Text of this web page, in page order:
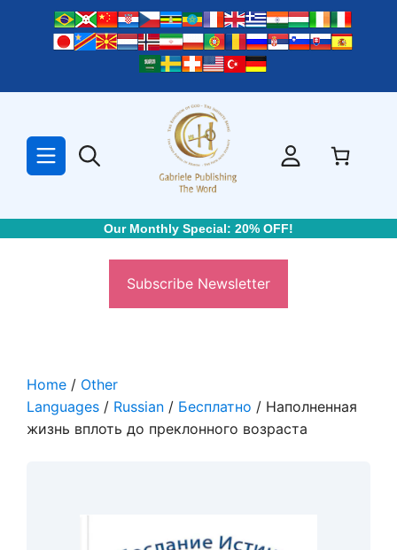
Our Monthly Special: 20% OFF!
Subscribe Newsletter
Home / Other
Languages / Russian / Бесплатно / Наполненная
жизнь вплоть до преклонного возраста